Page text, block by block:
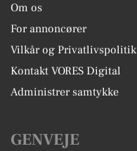
Om os
For annoncører
Vilkår og Privatlivspolitik
Kontakt VORES Digital
Administrer samtykke
GENVEJE